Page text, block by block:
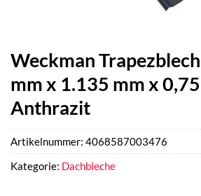
Weckman
mm x 1.135 mm x
Anthrazit
Artikelnummer: 4068587003476
Kategorie: Dachbleche